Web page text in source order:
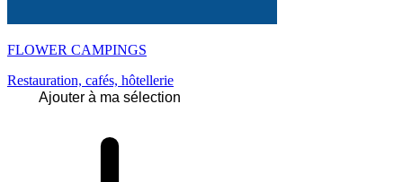
FLOWER CAMPINGS
Restauration, cafés, hôtellerie
Ajouter à ma sélection